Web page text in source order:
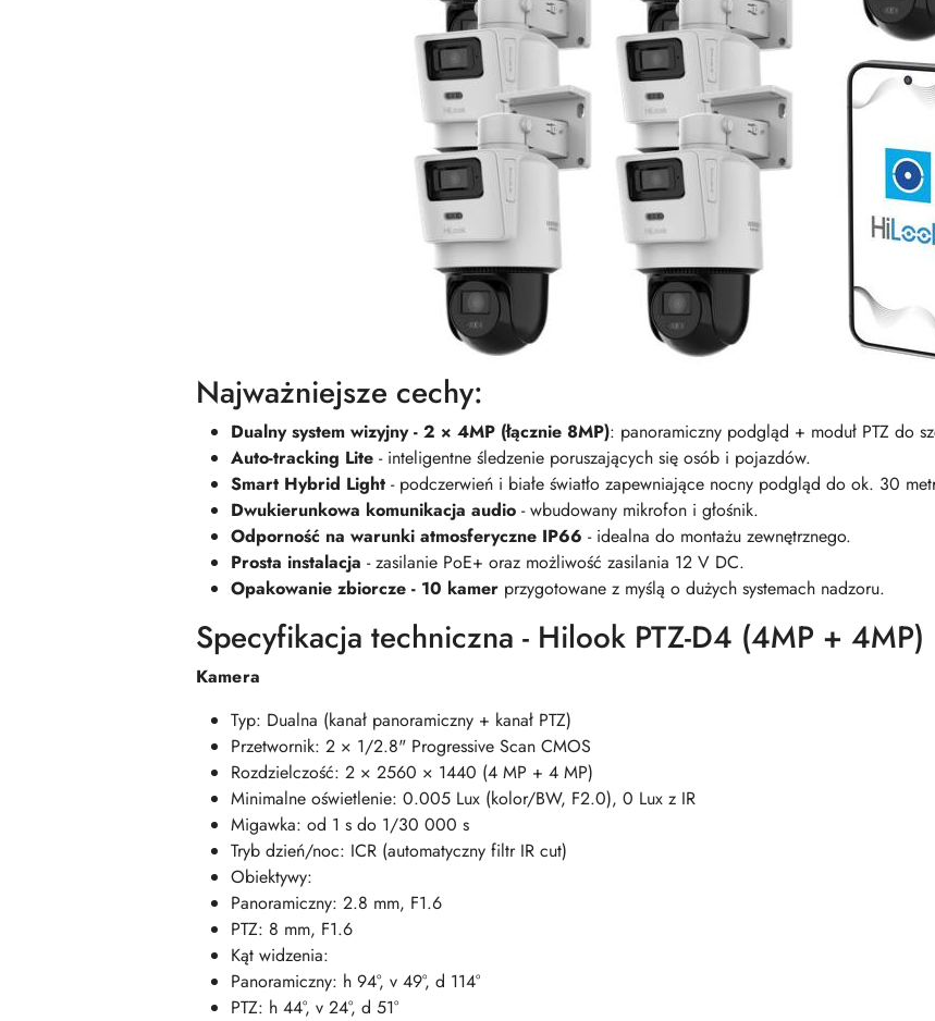
Najważniejsze cechy:
Dualny system wizyjny - 2 × 4MP (łącznie 8MP): panoramiczny podgląd + moduł PTZ do
Auto-tracking Lite - inteligentne śledzenie poruszających się osób i pojazdów.
Smart Hybrid Light - podczerwień i białe światło zapewniające nocny podgląd do ok. 30
Dwukierunkowa komunikacja audio - wbudowany mikrofon i głośnik.
Odporność na warunki atmosferyczne IP66 - idealna do montażu zewnętrznego.
Prosta instalacja - zasilanie PoE+ oraz możliwość zasilania 12 V DC.
Opakowanie zbiorcze - 10 kamer przygotowane z myślą o dużych systemach nadzoru.
Specyfikacja techniczna - Hilook PTZ-D4 (4MP + 4MP)
Kamera
Typ: Dualna (kanał panoramiczny + kanał PTZ)
Przetwornik: 2 × 1/2.8" Progressive Scan CMOS
Rozdzielczość: 2 × 2560 × 1440 (4 MP + 4 MP)
Minimalne oświetlenie: 0.005 Lux (kolor/BW, F2.0), 0 Lux z IR
Migawka: od 1 s do 1/30 000 s
Tryb dzień/noc: ICR (automatyczny filtr IR cut)
Obiektywy:
Panoramiczny: 2.8 mm, F1.6
PTZ: 8 mm, F1.6
Kąt widzenia:
Panoramiczny: h 94°, v 49°, d 114°
PTZ: h 44°, v 24°, d 51°